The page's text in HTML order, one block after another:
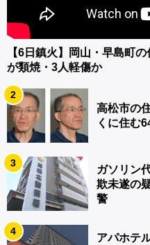
【6日鎮火】岡山・早島町
が類焼・3人軽傷か
2
高松市の
くに住む
3
ガソリン
欺未遂の
警
4
アパホテ